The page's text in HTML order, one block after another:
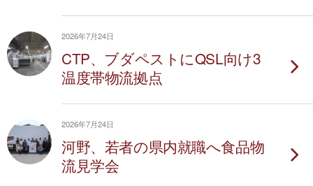
2026年7月24日
CTP、ブダペストにQSL向け3
温度帯物流拠点
2026年7月24日
河野、若者の県内就職へ食品物
流見学会